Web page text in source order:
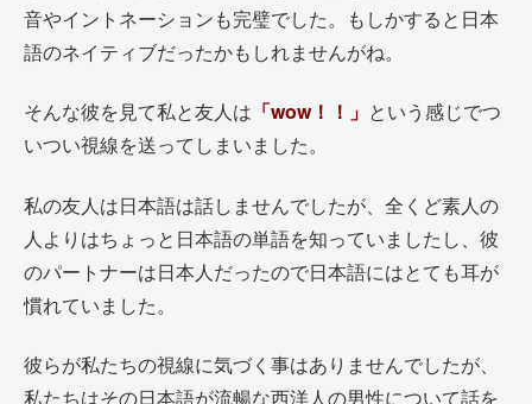
音やイントネーションも完璧でした。もしかすると日本
語のネイティブだったかもしれませんがね。
そんな彼を見て私と友人は 「wow！！」 という感じでつ
いつい視線を送ってしまいました。
私の友人は日本語は話しませんでしたが、全くど素人の
人よりはちょっと日本語の単語を知っていましたし、彼
のパートナーは日本人だったので日本語にはとても耳が
慣れていました。
彼らが私たちの視線に気づく事はありませんでしたが、
私たちはその日本語が流暢な西洋人の男性について話を